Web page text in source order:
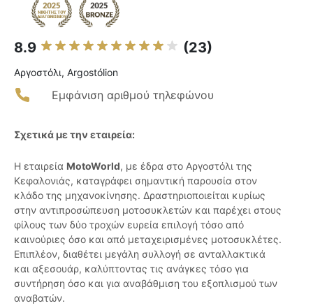
8.9 (23)
Αργοστόλι, Argostólion
Εμφάνιση αριθμού τηλεφώνου
Σχετικά με την εταιρεία:
Η εταιρεία MotoWorld, με έδρα στο Αργοστόλι της
Κεφαλονιάς, καταγράφει σημαντική παρουσία στον
κλάδο της μηχανοκίνησης. Δραστηριοποιείται κυρίως
στην αντιπροσώπευση μοτοσυκλετών και παρέχει στους
φίλους των δύο τροχών ευρεία επιλογή τόσο από
καινούριες όσο και από μεταχειρισμένες μοτοσυκλέτες.
Επιπλέον, διαθέτει μεγάλη συλλογή σε ανταλλακτικά
και αξεσουάρ, καλύπτοντας τις ανάγκες τόσο για
συντήρηση όσο και για αναβάθμιση του εξοπλισμού των
αναβατών.